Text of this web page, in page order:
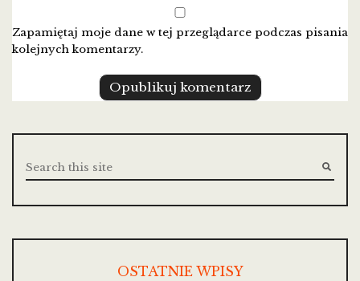
Zapamiętaj moje dane w tej przeglądarce podczas pisania
kolejnych komentarzy.
OSTATNIE WPISY